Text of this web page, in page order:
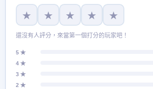
★ ★ ★ ★ ★
還沒有人評分，來當第一個打分的玩家吧！
5 ★
4 ★
3 ★
2 ★